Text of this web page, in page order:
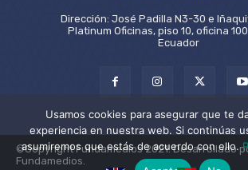
Dirección: José Padilla N3-30 e
Platinum Oficinas, piso 10, oficina
Ecuador
©Copyright Fundamedios 2021. Desarrollado
Fundamedios.
Usamos cookies para asegurar que te
experiencia en nuestra web. Si continúas
asumiremos que estás de acuerdo con ello.